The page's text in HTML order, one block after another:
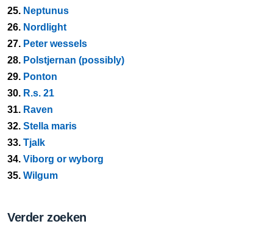
25. Neptunus
26. Nordlight
27. Peter wessels
28. Polstjernan (possibly)
29. Ponton
30. R.s. 21
31. Raven
32. Stella maris
33. Tjalk
34. Viborg or wyborg
35. Wilgum
Verder zoeken